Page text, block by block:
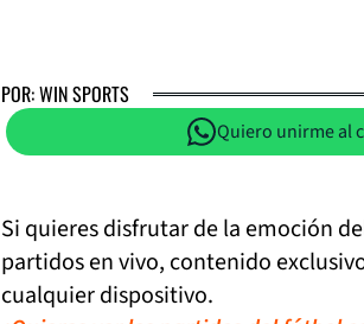
POR: WIN SPORTS
Quiero unirme al
Si quieres disfrutar de la emoción
partidos en vivo, contenido
cualquier dispositivo.